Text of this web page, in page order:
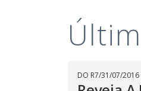
d
DO R7/31/07/2016